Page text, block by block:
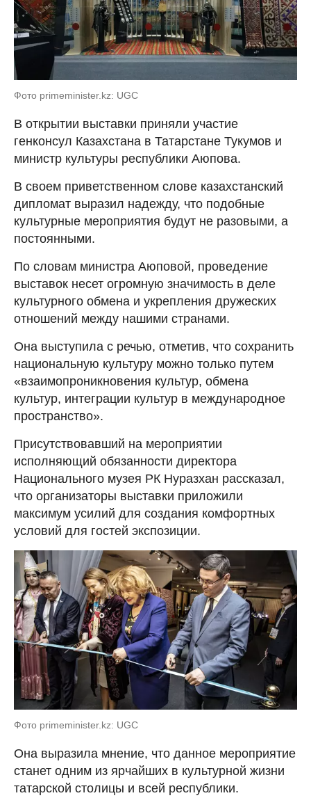
Фото primeminister.kz: UGC
В открытии выставки приняли участие
генконсул Казахстана в Татарстане Тукумов и
министр культуры республики Аюпова.
В своем приветственном слове казахстанский
дипломат выразил надежду, что подобные
культурные мероприятия будут не разовыми, а
постоянными.
По словам министра Аюповой, проведение
выставок несет огромную значимость в деле
культурного обмена и укрепления дружеских
отношений между нашими странами.
Она выступила с речью, отметив, что сохранить
национальную культуру можно только путем
«взаимопроникновения культур, обмена
культур, интеграции культур в международное
пространство».
Присутствовавший на мероприятии
исполняющий обязанности директора
Национального музея РК Нуразхан рассказал,
что организаторы выставки приложили
максимум усилий для создания комфортных
условий для гостей экспозиции.
Фото primeminister.kz: UGC
Она выразила мнение, что данное мероприятие
станет одним из ярчайших в культурной жизни
татарской столицы и всей республики.